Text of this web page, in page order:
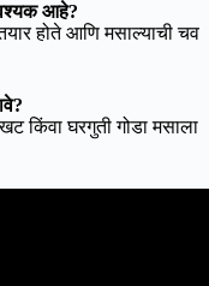
आहे?
होते आणि मसाल्याची चव
किंवा घरगुती गोडा मसाला